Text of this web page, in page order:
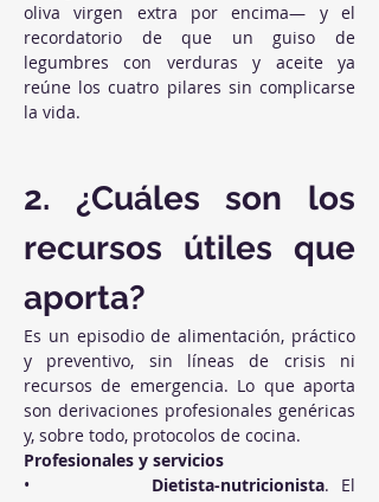
oliva virgen extra por encima— y el
recordatorio de que un guiso de
legumbres con verduras y aceite ya
reúne los cuatro pilares sin complicarse
la vida.
2. ¿Cuáles son los
recursos útiles que
aporta?
Es un episodio de alimentación, práctico
y preventivo, sin líneas de crisis ni
recursos de emergencia. Lo que aporta
son derivaciones profesionales genéricas
y, sobre todo, protocolos de cocina.
Profesionales y servicios
• Dietista-nutricionista. El